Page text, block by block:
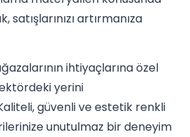
artırmanıza
ihtiyaçlarına özel
yerini
güvenli ve estetik renkli
unutulmaz bir deneyim